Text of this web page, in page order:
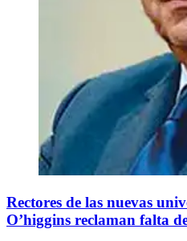
​Rectores de las nuevas
O’higgins reclaman falta